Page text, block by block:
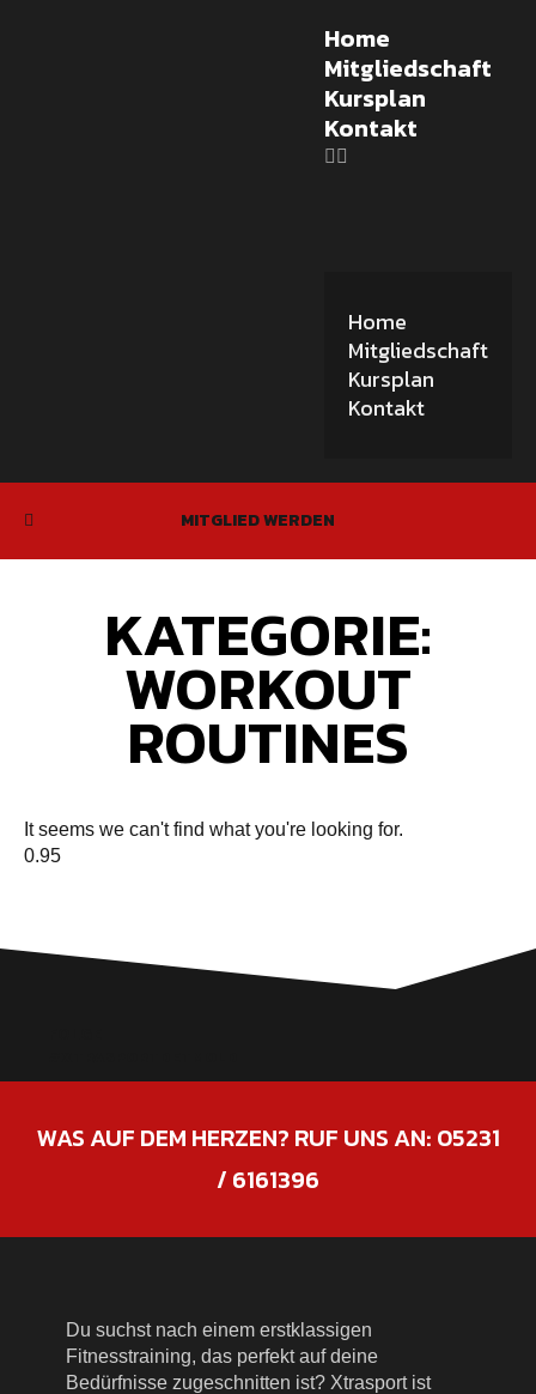
Home
Mitgliedschaft
Kursplan
Kontakt
Home
Mitgliedschaft
Kursplan
Kontakt
MITGLIED WERDEN
KATEGORIE:
WORKOUT
ROUTINES
It seems we can't find what you're looking for.
WAS AUF DEM HERZEN? RUF UNS AN: 05231
/ 6161396
Du suchst nach einem erstklassigen
Fitnesstraining, das perfekt auf deine
Bedürfnisse zugeschnitten ist? Xtrasport ist